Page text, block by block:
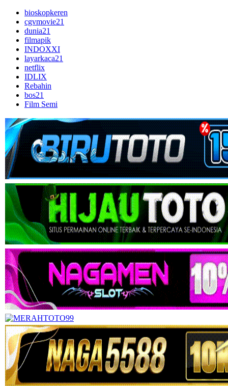
bioskopkeren
cgvmovie21
dunia21
filmapik
INDOXXI
layarkaca21
netflix
IDLIX
Rebahin
bos21
Film Semi